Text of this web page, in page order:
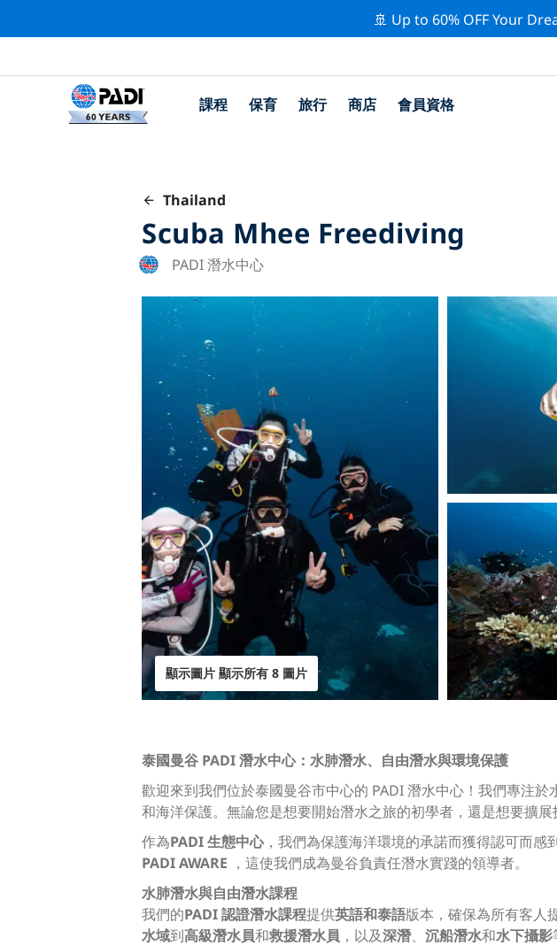
🚢 Up to 60% OFF Your
課程 保育 旅行 商店 會員資格
Thailand
Scuba Mhee Freediving
PADI 潛水中心
顯示圖片 顯示所有 8 圖片
泰國曼谷 PADI 潛水中心：水肺潛水、自由潛水與環境保護
歡迎來到我們位於泰國曼谷市中心的 PADI 潛水中心！我們專注
和海洋保護。無論您是想要開始潛水之旅的初學者，還是想要擴
作為PADI 生態中心，我們為保護海洋環境的承諾而獲得認可而感
PADI AWARE ，這使我們成為曼谷負責任潛水實踐的領導者。
水肺潛水與自由潛水課程
我們的PADI 認證潛水課程提供英語和泰語版本，確保為所有客人
水域到高級潛水員和救援潛水員 ，以及深潛、 沉船潛水和水下攝影